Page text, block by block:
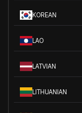
KOREAN
LAO
LATVIAN
LITHUANIAN